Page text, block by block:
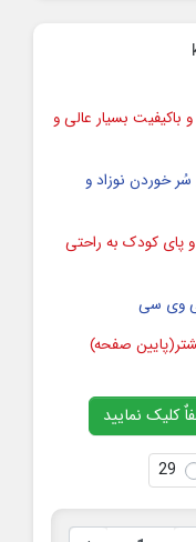
باکیفیت بسیار عالی و
خوردن نوزاد و
کودک به راحتی
صفحه)
کلیک نمایید
29